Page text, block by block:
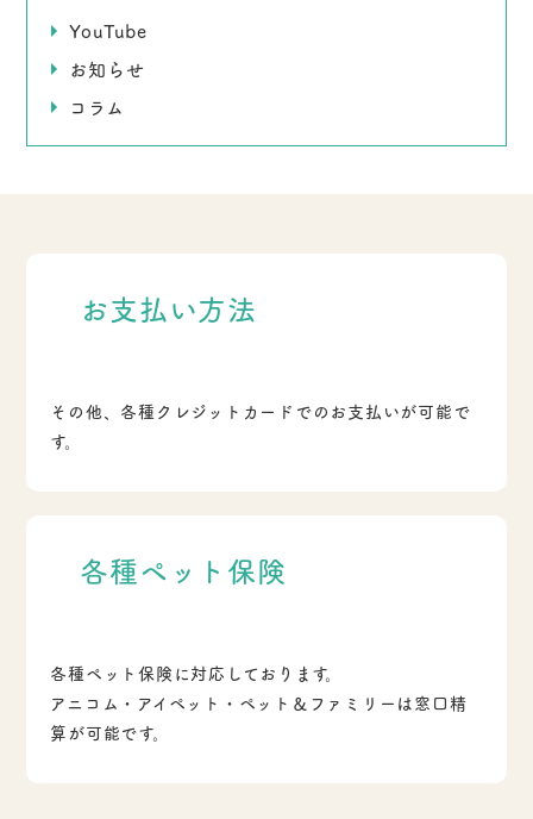
YouTube
お知らせ
コラム
お支払い方法
その他、各種クレジットカードでのお支払いが可能で
す。
各種ペット保険
各種ペット保険に対応しております。
アニコム・アイペット・ペット＆ファミリーは窓口精
算が可能です。